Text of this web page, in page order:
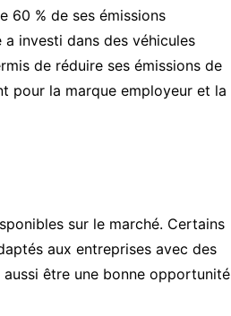
60 % de ses émissions
investi dans des véhicules
de réduire ses émissions de
pour la marque employeur et la
sur le marché. Certains
aux entreprises avec des
aussi être une bonne opportunité